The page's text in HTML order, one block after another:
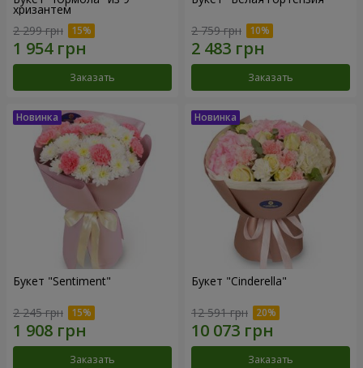
хризантем
2 299 грн
Заказать
2 759 грн
Заказать
Букет "Sentiment"
2 245 грн
Заказать
Букет "Cinderella"
12 591 грн
Заказать